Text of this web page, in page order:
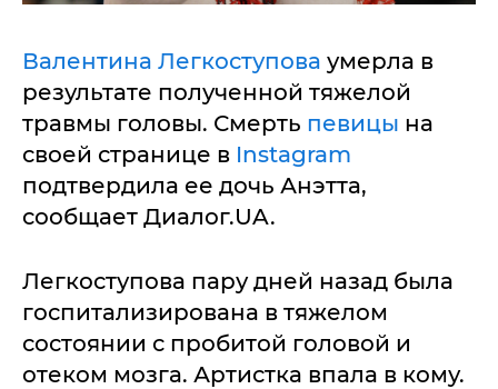
Валентина Легкоступова умерла в
результате полученной тяжелой
травмы головы. Смерть певицы на
своей странице в Instagram
подтвердила ее дочь Анэтта,
сообщает Диалог.UA.
Легкоступова пару дней назад была
госпитализирована в тяжелом
состоянии с пробитой головой и
отеком мозга. Артистка впала в кому.